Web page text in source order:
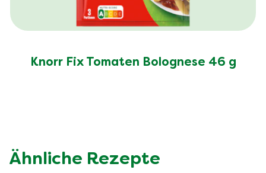
Knorr Fix Tomaten Bolognese 46 g
Ähnliche Rezepte